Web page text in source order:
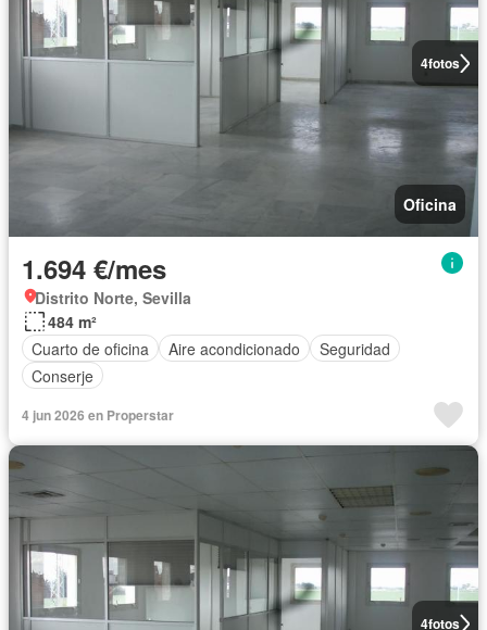
4fotos
Oficina
1.694 €/mes
Distrito Norte, Sevilla
484 m²
Cuarto de oficina
Aire acondicionado
Seguridad
Conserje
4 jun 2026 en Properstar
4fotos